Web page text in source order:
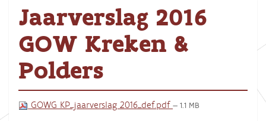
Jaarverslag 2016
GOW Kreken &
Polders
GOWG KP_jaarverslag 2016_def.pdf — 1.1 MB